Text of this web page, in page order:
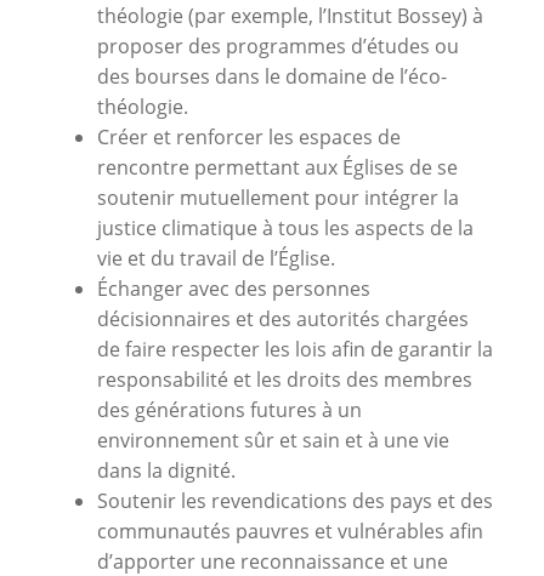
théologie (par exemple, l’Institut Bossey) à
proposer des programmes d’études ou
des bourses dans le domaine de l’éco-
théologie.
Créer et renforcer les espaces de
rencontre permettant aux Églises de se
soutenir mutuellement pour intégrer la
justice climatique à tous les aspects de la
vie et du travail de l’Église.
Échanger avec des personnes
décisionnaires et des autorités chargées
de faire respecter les lois afin de garantir la
responsabilité et les droits des membres
des générations futures à un
environnement sûr et sain et à une vie
dans la dignité.
Soutenir les revendications des pays et des
communautés pauvres et vulnérables afin
d’apporter une reconnaissance et une